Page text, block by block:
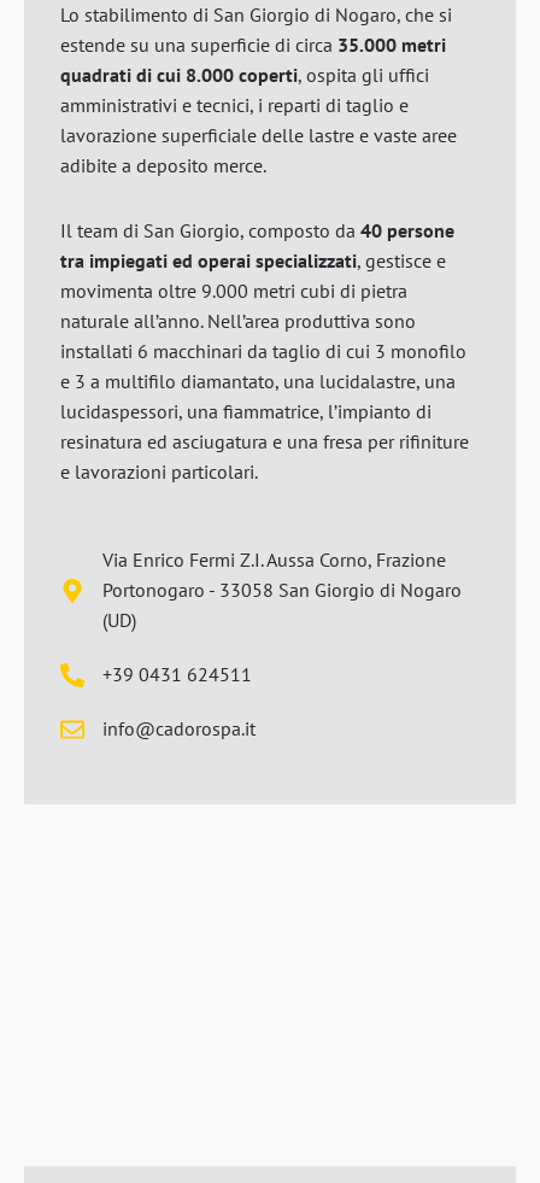
Lo stabilimento di San Giorgio di Nogaro, che si
estende su una superficie di circa 35.000 metri
quadrati di cui 8.000 coperti, ospita gli uffici
amministrativi e tecnici, i reparti di taglio e
lavorazione superficiale delle lastre e vaste aree
adibite a deposito merce.
Il team di San Giorgio, composto da 40 persone
tra impiegati ed operai specializzati, gestisce e
movimenta oltre 9.000 metri cubi di pietra
naturale all’anno. Nell’area produttiva sono
installati 6 macchinari da taglio di cui 3 monofilo
e 3 a multifilo diamantato, una lucidalastre, una
lucidaspessori, una fiammatrice, l’impianto di
resinatura ed asciugatura e una fresa per rifiniture
e lavorazioni particolari.
Via Enrico Fermi Z.I. Aussa Corno, Frazione
Portonogaro - 33058 San Giorgio di Nogaro
(UD)
+39 0431 624511
info@cadorospa.it